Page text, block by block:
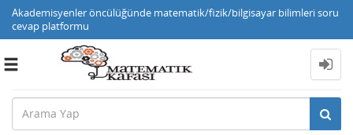
Akademisyenler öncülüğünde matematik/fizik/bilgisayar bilimleri soru
cevap platformu
Toggle